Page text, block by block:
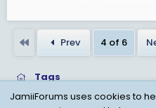
Prev 4 of 6
Tags
JamiiForums uses cookies to